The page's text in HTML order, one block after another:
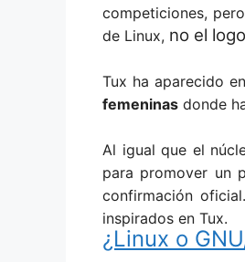
competiciones,
de Linux, no el
Tux ha aparecido
femeninas donde
Al igual que el
para promover un
confirmación
inspirados en Tux.
¿Linux o